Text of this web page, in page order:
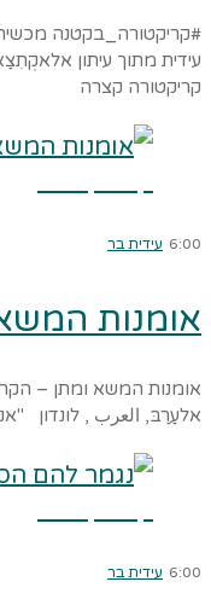
#קריקטורה_בקטנה
עידית מתוך עיתון
קריקטורה קצרה
6:00 עידית בר
אומנות
אומנות המשא ומתן –
אלעַרַבּ, العرب , לונדון
6:00 עידית בר